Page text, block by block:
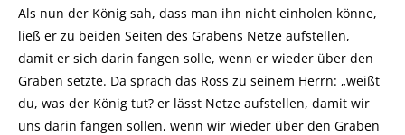
Als nun der König sah, dass man ihn nicht einholen könne,
ließ er zu beiden Seiten des Grabens Netze aufstellen,
damit er sich darin fangen solle, wenn er wieder über den
Graben setzte. Da sprach das Ross zu seinem Herrn: „weißt
du, was der König tut? er lässt Netze aufstellen, damit wir
uns darin fangen sollen, wenn wir wieder über den Graben